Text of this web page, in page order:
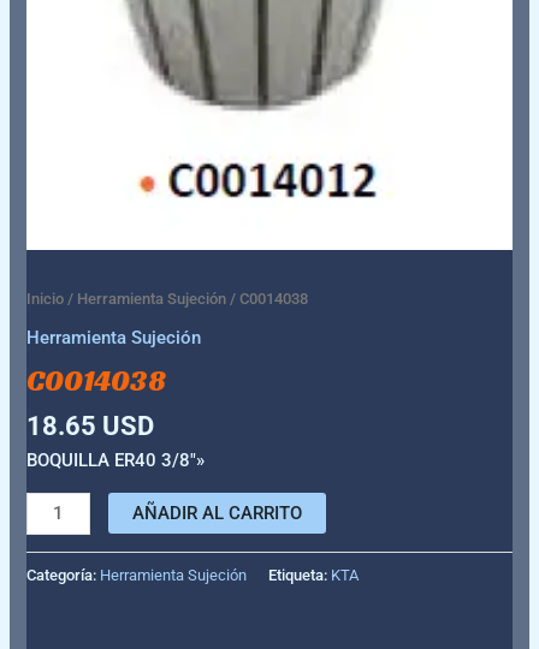
Inicio / Herramienta Sujeción / C0014038
Herramienta Sujeción
C0014038
18.65 USD
BOQUILLA ER40 3/8″»
AÑADIR AL CARRITO
Categoría: Herramienta Sujeción Etiqueta: KTA